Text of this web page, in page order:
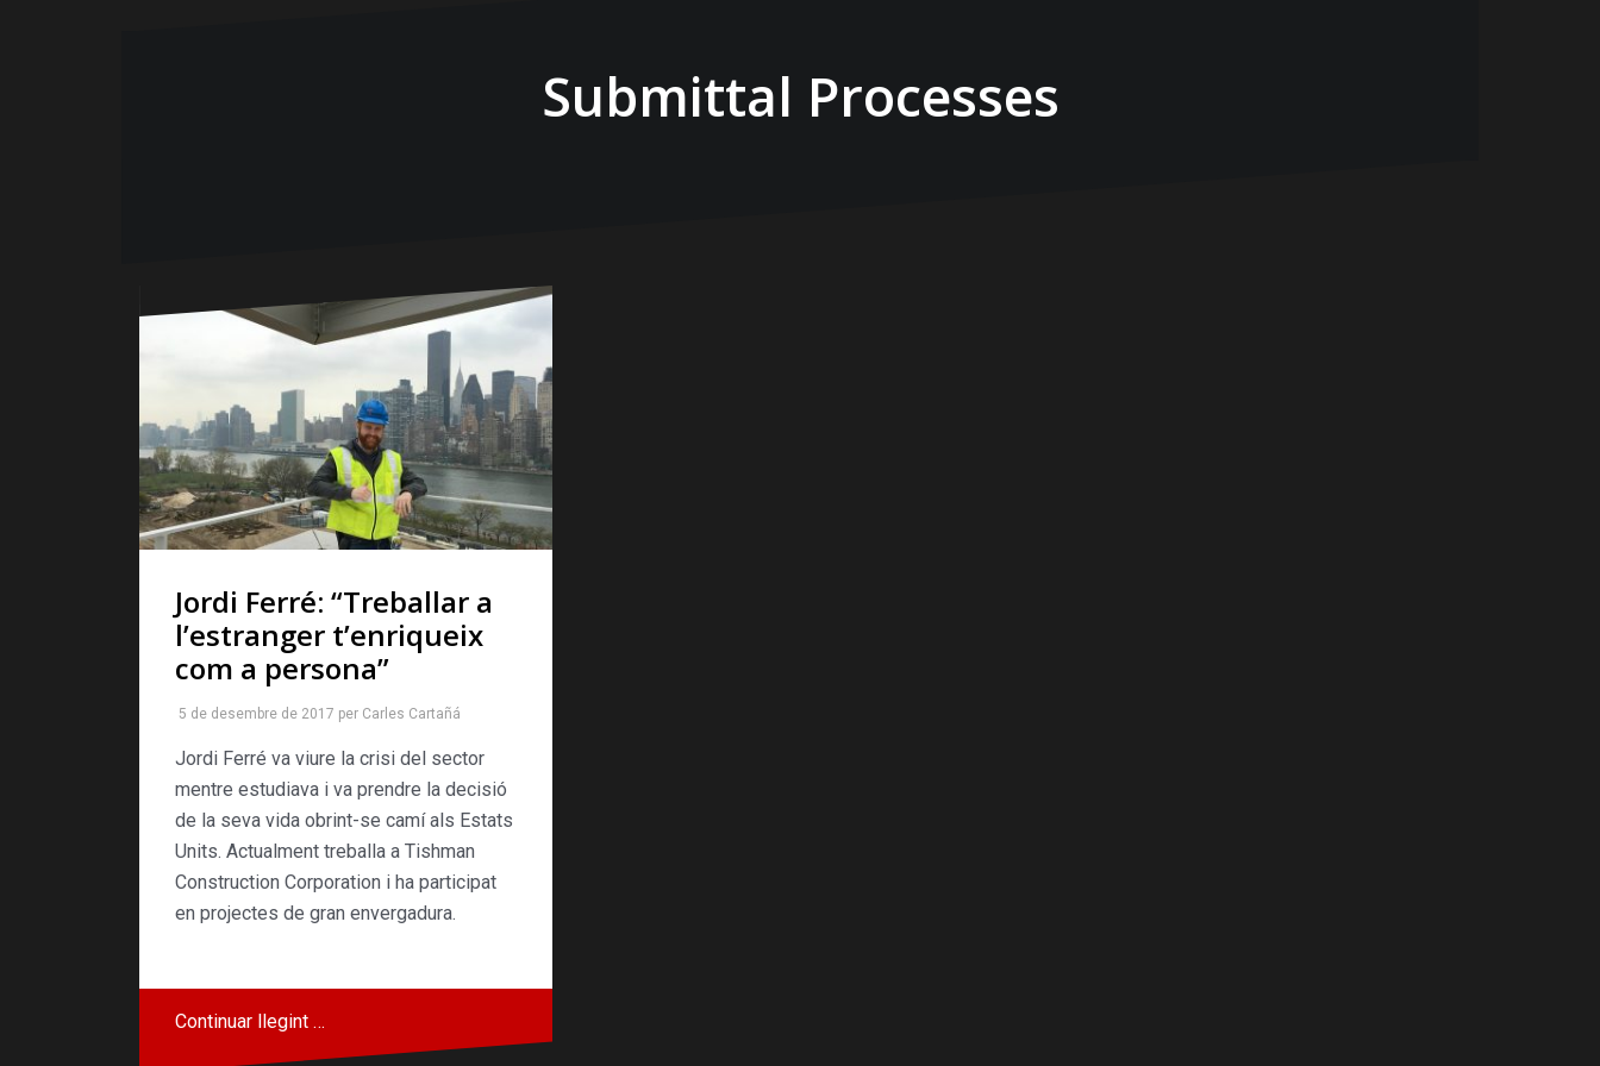
Submittal Processes
Jordi Ferré: “Treballar a
l’estranger t’enriqueix
com a persona”
5 de desembre de 2017 per Carles Cartañá
Jordi Ferré va viure la crisi del sector
mentre estudiava i va prendre la decisió
de la seva vida obrint-se camí als Estats
Units. Actualment treballa a Tishman
Construction Corporation i ha participat
en projectes de gran envergadura.
Continuar llegint …